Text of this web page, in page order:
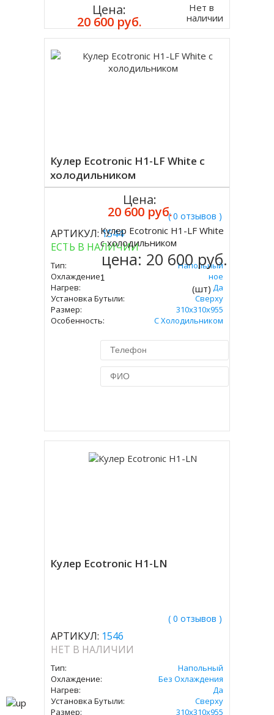
Цена:
20 600 руб.
Нет в
наличии
Кулер Ecotronic H1-LF White с
холодильником
( 0 отзывов )
АРТИКУЛ:1544
ЕСТЬ В НАЛИЧИИ
Тип:
Напольный
Охлаждение:
Компрессорное
Нагрев:
Да
Установка Бутыли:
Сверху
Размер:
310x310х955
Особенность:
С Холодильником
Цена:
20 600 руб.
Купить
Кулер Ecotronic H1-LF White
с холодильником
цена: 20 600 руб.
(шт)
Кулер Ecotronic H1-LN
( 0 отзывов )
АРТИКУЛ: 1546
НЕТ В НАЛИЧИИ
Тип:
Напольный
Охлаждение:
Без Охлаждения
Нагрев:
Да
Установка Бутыли:
Сверху
Размер:
310x310х955